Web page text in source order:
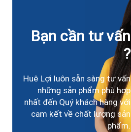
Bạn cần tư vấn
?
Huê Lợi luôn sẵn sàng tư vấn
những sản phẩm phù hợp
nhất đến Quý khách hàng với
cam kết về chất lượng sản
phẩm.